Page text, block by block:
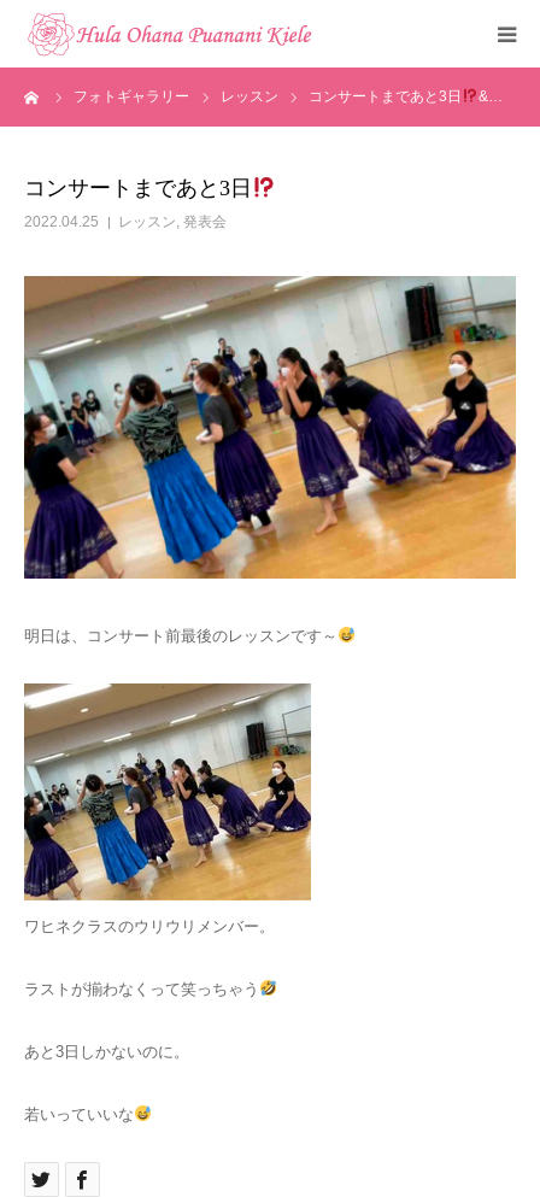
フォトギャラリー レッスン コンサートまであと3日 &…
コンサートまであと3日
2022.04.25 レッスン, 発表会
明日は、コンサート前最後のレッスンです～
ワヒネクラスのウリウリメンバー。
ラストが揃わなくって笑っちゃう
あと3日しかないのに。
若いっていいな
トップ
メディア掲載
フォトギャラリー
お知らせ
見学・体験申込
お問い合わせ